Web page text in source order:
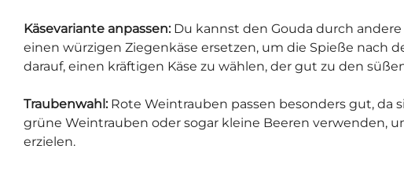
Käsevariante anpassen:Du kannst den Gouda durch
einen würzigen Ziegenkäse ersetzen, um die Spieße nach
darauf, einen kräftigen Käse zu wählen, der gut zu den
Traubenwahl:Rote Weintrauben passen besonders gut, da
grüne Weintrauben oder sogar kleine Beeren verwenden,
erzielen.